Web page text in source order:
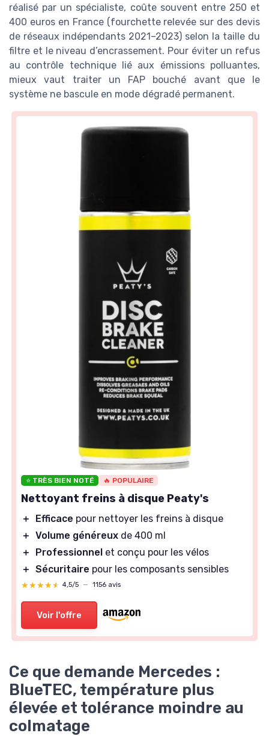
réalisé par un spécialiste, coûte souvent entre 250 et
400 euros en France (fourchette relevée sur des devis
de réseaux indépendants 2021–2023) selon la taille du
filtre et le niveau d’encrassement. Pour éviter un refus
au contrôle technique lié aux émissions polluantes,
mieux vaut traiter un FAP bouché avant que le
système ne bascule en mode dégradé permanent.
⭐ TRÈS BIEN NOTÉ 🔥 POPULAIRE
Nettoyant freins à disque Peaty's
＋ Efficace pour nettoyer les freins à disque
＋ Volume généreux de 400 ml
＋
Professionnel et conçu pour les vélos
＋ Sécuritaire pour les composants sensibles
★★★★★
★★★★★ 4,5/5 — 1156 avis
Voir l'offre
Ce que demande Mercedes :
BlueTEC, température plus
élevée et tolérance moindre au
colmatage